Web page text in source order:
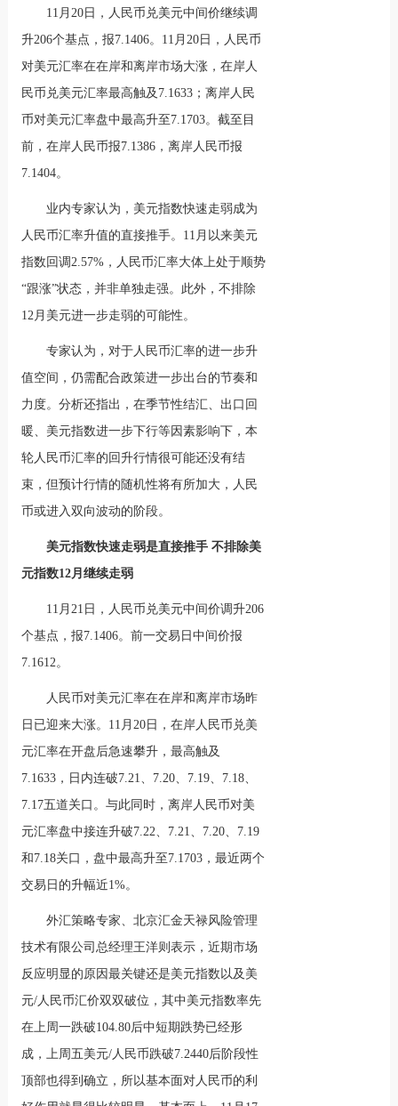
11月20日，人民币兑美元中间价继续调
升206个基点，报7.1406。11月20日，人民币
对美元汇率在在岸和离岸市场大涨，在岸人
民币兑美元汇率最高触及7.1633；离岸人民
币对美元汇率盘中最高升至7.1703。截至目
前，在岸人民币报7.1386，离岸人民币报
7.1404。
业内专家认为，美元指数快速走弱成为
人民币汇率升值的直接推手。11月以来美元
指数回调2.57%，人民币汇率大体上处于顺势
“跟涨”状态，并非单独走强。此外，不排除
12月美元进一步走弱的可能性。
专家认为，对于人民币汇率的进一步升
值空间，仍需配合政策进一步出台的节奏和
力度。分析还指出，在季节性结汇、出口回
暖、美元指数进一步下行等因素影响下，本
轮人民币汇率的回升行情很可能还没有结
束，但预计行情的随机性将有所加大，人民
币或进入双向波动的阶段。
美元指数快速走弱是直接推手 不排除美
元指数12月继续走弱
11月21日，人民币兑美元中间价调升206
个基点，报7.1406。前一交易日中间价报
7.1612。
人民币对美元汇率在在岸和离岸市场昨
日已迎来大涨。11月20日，在岸人民币兑美
元汇率在开盘后急速攀升，最高触及
7.1633，日内连破7.21、7.20、7.19、7.18、
7.17五道关口。与此同时，离岸人民币对美
元汇率盘中接连升破7.22、7.21、7.20、7.19
和7.18关口，盘中最高升至7.1703，最近两个
交易日的升幅近1%。
外汇策略专家、北京汇金天禄风险管理
技术有限公司总经理王洋则表示，近期市场
反应明显的原因最关键还是美元指数以及美
元/人民币汇价双双破位，其中美元指数率先
在上周一跌破104.80后中短期跌势已经形
成，上周五美元/人民币跌破7.2440后阶段性
顶部也得到确立，所以基本面对人民币的利